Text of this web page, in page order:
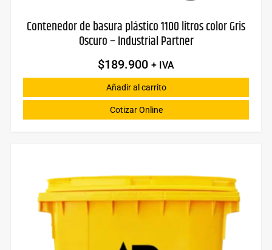
Contenedor de basura plástico 1100 litros color Gris
Oscuro – Industrial Partner
$189.900 + IVA
Añadir al carrito
Cotizar Online